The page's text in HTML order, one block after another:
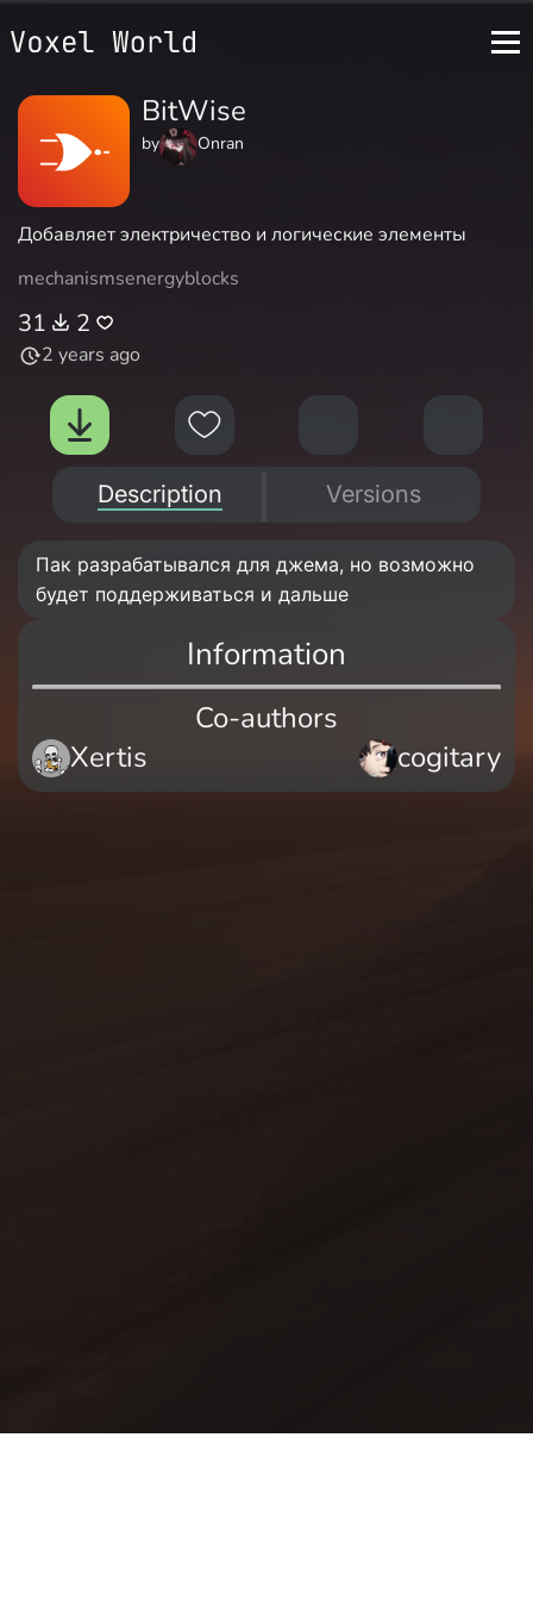
BitWise
by Onran
Добавляет электричество и логические элементы
mechanismsenergyblocks
31 2
2 years ago
Description Versions
Пак разрабатывался для джема, но возможно
будет поддерживаться и дальше
Information
Co-authors
Xertis
cogitary